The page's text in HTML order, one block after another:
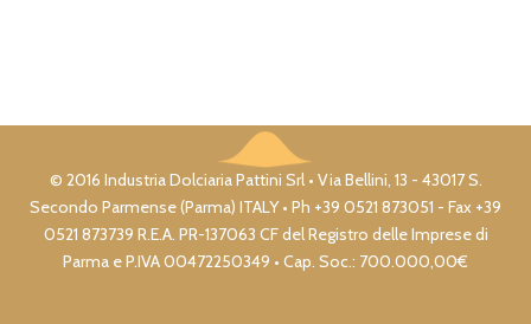
© 2016 Industria Dolciaria Pattini Srl • Via Bellini, 13 - 43017 S.
Secondo Parmense (Parma) ITALY • Ph +39 0521 873051 - Fax +39
0521 873739 R.E.A. PR-137063 CF del Registro delle Imprese di
Parma e P.IVA 00472250349 • Cap. Soc.: 700.000,00€